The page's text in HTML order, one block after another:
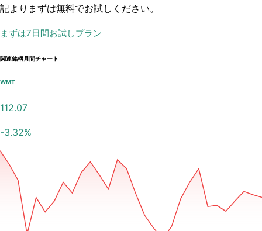
記よりまずは無料でお試しください。
まずは7日間お試しプラン
関連銘柄月間チャート
WMT
112.07
-3.32%